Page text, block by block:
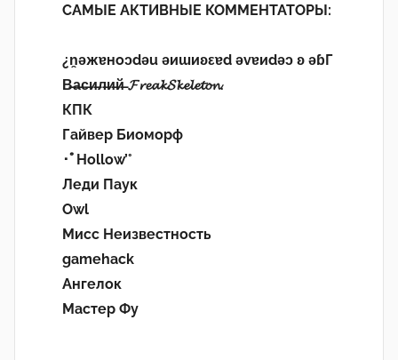
САМЫЕ АКТИВНЫЕ КОММЕНТАТОРЫ:
¿n̯ǝжɐноɔdǝu ǝиɯиʚεɐd ǝvɐиdǝɔ ʚ ǝɓГ
В̶а̶с̶и̶л̶и̶й̶ 𝓕𝓻𝓮𝓪𝓴𝓢𝓴𝓮𝓵𝓮𝓽𝓸𝓷.
КПК
Гайвер Биоморф
･ﾟHollow’°
Леди Паук
Owl
Мисс Неизвестность
gamehack
Ангелок
Мастер Фу